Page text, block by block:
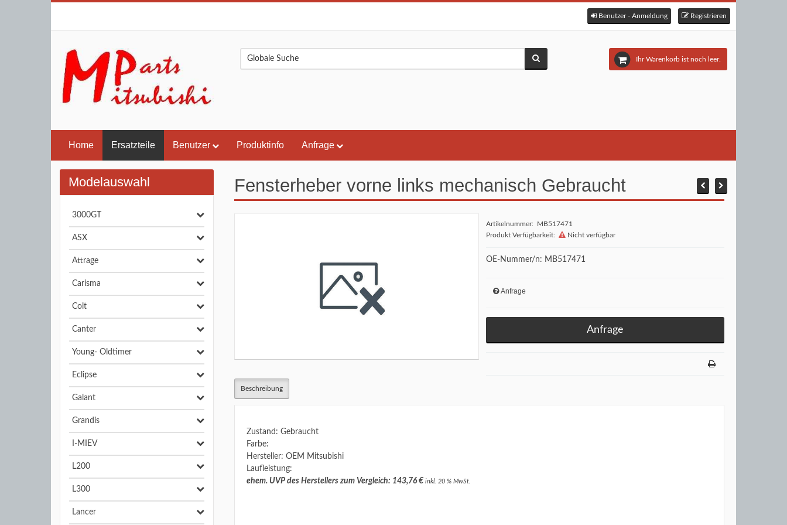
Benutzer - Anmeldung Registrieren
Ihr Warenkorb ist noch leer.
Home Ersatzteile Benutzer Produktinfo Anfrage
Fensterheber vorne links mechanisch Gebraucht
Artikelnummer: MB517471
Produkt Verfügbarkeit:
Nicht verfügbar
OE-Nummer/n: MB517471
Anfrage
Anfrage
Beschreibung
Zustand: Gebraucht
Farbe:
Hersteller: OEM Mitsubishi
Laufleistung:
ehem. UVP des Herstellers zum Vergleich: 143,76 €inkl. 20 % MwSt.
Modelauswahl
3000GT
ASX
Attrage
Carisma
Colt
Canter
Young- Oldtimer
Eclipse
Galant
Grandis
I-MIEV
L200
L300
Lancer